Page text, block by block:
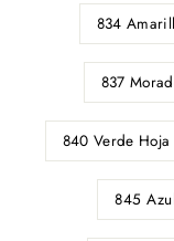
834
837
840 Verde Hoja
845